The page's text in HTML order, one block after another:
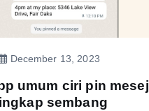
December 13, 2023
umum ciri pin mesej
sembang